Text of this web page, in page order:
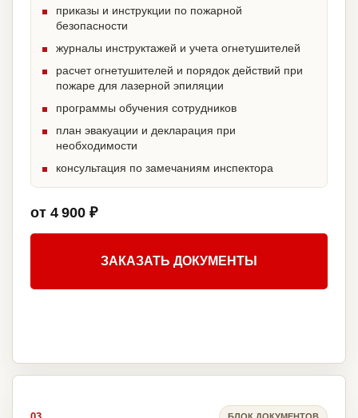
приказы и инструкции по пожарной
безопасности
журналы инструктажей и учета огнетушителей
расчет огнетушителей и порядок действий при
пожаре для лазерной эпиляции
программы обучения сотрудников
план эвакуации и декларация при
необходимости
консультация по замечаниям инспектора
от 4 900 ₽
ЗАКАЗАТЬ ДОКУМЕНТЫ
БЛОК ДОКУМЕНТОВ